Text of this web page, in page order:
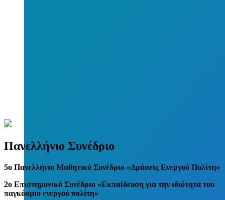
Πανελλήνιο Συνέδριο
5o Πανελλήνιο Μαθητικό Συνέδριο «Δράσεις Ενεργού Πολίτη»
2ο Επιστημονικό Συνέδριο «Εκπαίδευση για την ιδιότητα του
παγκόσμιο ενεργού πολίτη»